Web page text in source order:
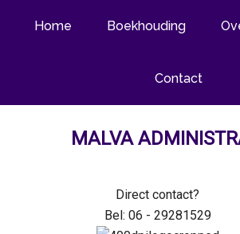
Home Boekhouding
Contact
MALVA
Direct contact?
Bel: 06 - 29281529